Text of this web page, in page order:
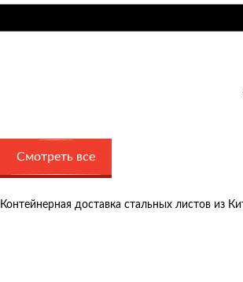
Смотреть все
Контейнерная доставка стальных листов из